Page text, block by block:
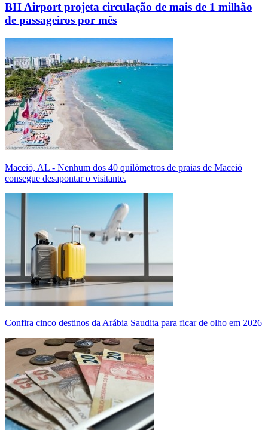
BH Airport projeta circulação de mais de 1 milhão
de passageiros por mês
Maceió, AL - Nenhum dos 40 quilômetros de praias de Maceió
consegue desapontar o visitante.
Confira cinco destinos da Arábia Saudita para ficar de olho em 2026